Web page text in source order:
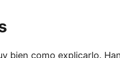
bien como explicarlo.